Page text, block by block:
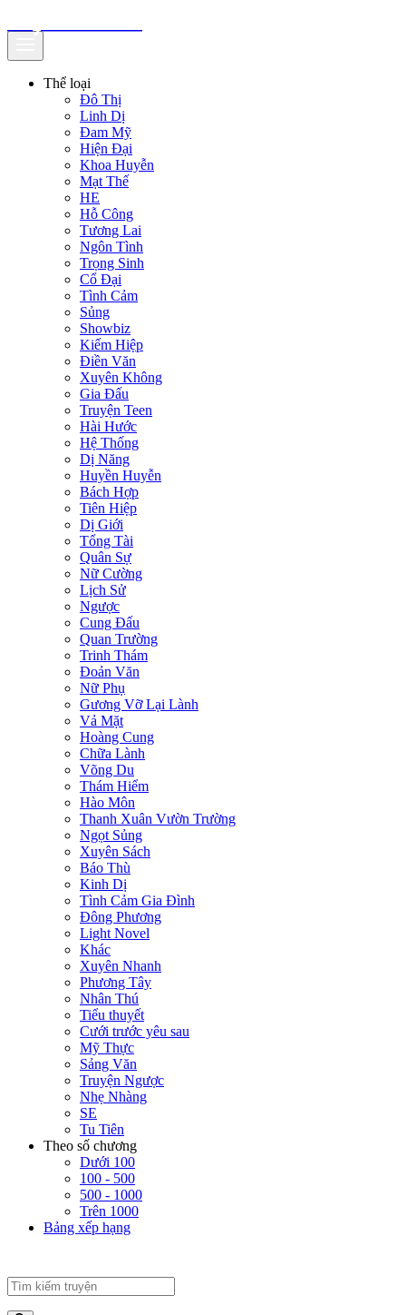
Thể loại
Đô Thị
Linh Dị
Đam Mỹ
Hiện Đại
Khoa Huyễn
Mạt Thế
HE
Hỗ Công
Tương Lai
Ngôn Tình
Trọng Sinh
Cổ Đại
Tình Cảm
Sủng
Showbiz
Kiếm Hiệp
Điền Văn
Xuyên Không
Gia Đấu
Truyện Teen
Hài Hước
Hệ Thống
Dị Năng
Huyền Huyễn
Bách Hợp
Tiên Hiệp
Dị Giới
Tổng Tài
Quân Sự
Nữ Cường
Lịch Sử
Ngược
Cung Đấu
Quan Trường
Trinh Thám
Đoản Văn
Nữ Phụ
Gương Vỡ Lại Lành
Vả Mặt
Hoàng Cung
Chữa Lành
Võng Du
Thám Hiểm
Hào Môn
Thanh Xuân Vườn Trường
Ngọt Sủng
Xuyên Sách
Báo Thù
Kinh Dị
Tình Cảm Gia Đình
Đông Phương
Light Novel
Khác
Xuyên Nhanh
Phương Tây
Nhân Thú
Tiểu thuyết
Cưới trước yêu sau
Mỹ Thực
Sảng Văn
Truyện Ngược
Nhẹ Nhàng
SE
Tu Tiên
Theo số chương
Dưới 100
100 - 500
500 - 1000
Trên 1000
Bảng xếp hạng